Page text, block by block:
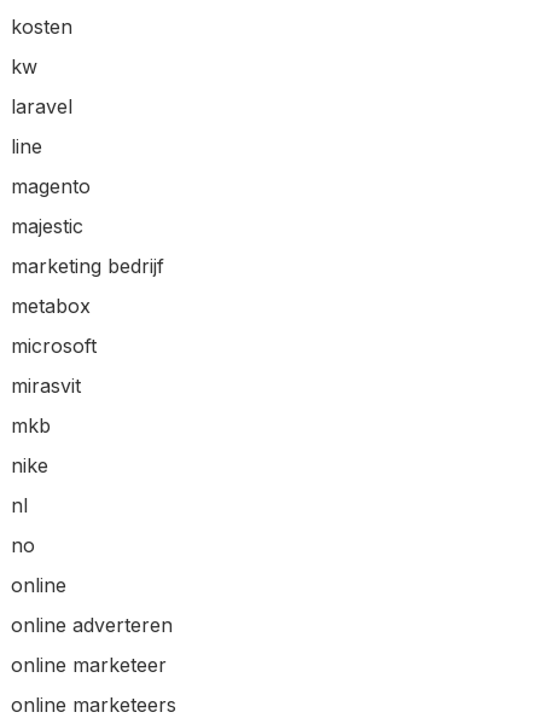
kosten
kw
laravel
line
magento
majestic
marketing bedrijf
metabox
microsoft
mirasvit
mkb
nike
nl
no
online
online adverteren
online marketeer
online marketeers